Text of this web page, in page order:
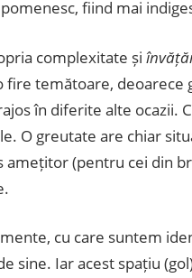
fiind mai
complexitate și
temătoare, deoarece
în diferite alte ocazii.
O greutate are chiar
amețitor (pentru cei din
cu care suntem
sine. Iar acest spațiu